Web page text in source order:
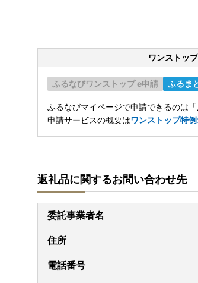
ワンストッ
ふるなびワンストップ e申請 ふるま
ふるなびマイページで申請できるのは
申請サービスの概要はワンストップ特
返礼品に関するお問い合わせ先
委託事業者名
住所
電話番号